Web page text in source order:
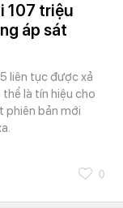
107 triệu
áp sát
liên tục được xả
là tín hiệu cho
phiên bản mới
0